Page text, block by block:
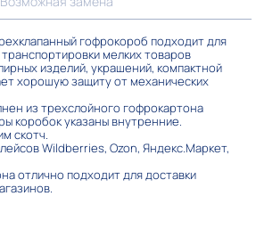
гофрокороб подходит для
мелких товаров
изделий, украшений, компактной
хорошую защиту от механических
из трехслойного гофрокартона
коробок указаны внутренние.
скотч.
Wildberries, Ozon, Яндекс.Маркет,
отлично подходит для доставки